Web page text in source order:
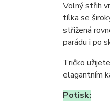
Volný střih
tílka se
střižená
parádu i po
Tričko
elagantním
Potisk: